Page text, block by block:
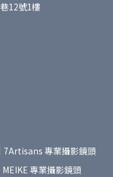
12號1樓
7Artisans 專業攝影鏡頭
MEIKE 專業攝影鏡頭